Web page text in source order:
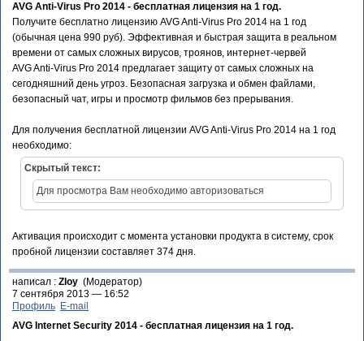
AVG Anti-Virus Pro 2014 - бесплатная лицензия на 1 год.
Получите бесплатно лицензию AVG Anti-Virus Pro 2014 на 1 год
(обычная цена 990 руб). Эффективная и быстрая защита в реальном
времени от самых сложных вирусов, троянов, интернет-червей
AVG Anti-Virus Pro 2014 предлагает защиту от самых сложных на
сегодняшний день угроз. Безопасная загрузка и обмен файлами,
безопасный чат, игры и просмотр фильмов без прерывания.
Для получения бесплатной лицензии AVG Anti-Virus Pro 2014 на 1 год
необходимо:
Скрытый текст:
Для просмотра Вам необходимо авторизоваться
Активация происходит с момента установки продукта в систему, срок
пробной лицензии составляет 374 дня.
написал : Zloy (Модератор)
7 сентября 2013 — 16:52
Профиль E-mail
AVG Internet Security 2014 - бесплатная лицензия на 1 год.